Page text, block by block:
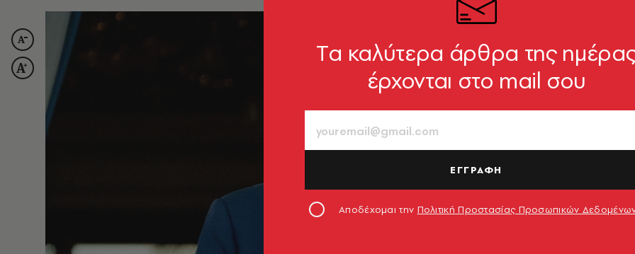
Tα καλύτερα άρθρα της
έρχονται στο mail σου
ΕΓΓΡΑΦΗ
Αποδέχομαι την Πολιτική Προστασίας Προσωπικών